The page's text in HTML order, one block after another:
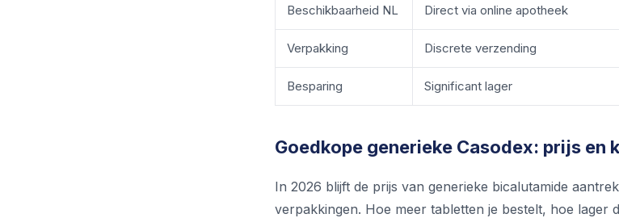
Beschikbaarheid NL Direct via online apotheek
Verpakking Discrete verzending
Besparing Significant lager
Goedkope generieke Casodex: prijs
In 2026 blijft de prijs van generieke bicalutamide
verpakkingen. Hoe meer tabletten je bestelt, hoe lager